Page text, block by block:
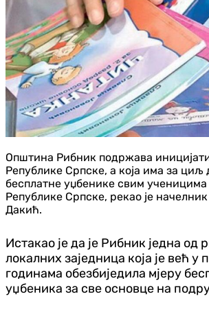
Општина Рибник подржава
Републике Српске, а која има за циљ
бесплатне уџбенике свим
Републике Српске, рекао је
Дакић.
Истакао је да је Рибник једна од
локалних заједница која је већ у
годинама обезбиједила мјеру
уџбеника за све основце на